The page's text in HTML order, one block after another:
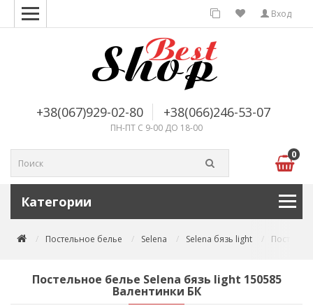
Вход
+38(067)929-02-80 +38(066)246-53-07
ПН-ПТ С 9-00 ДО 18-00
0
Категории
Постельное белье Selena Selena бязь light
Постельное белье Selena бязь light 150585
Валентинки БК